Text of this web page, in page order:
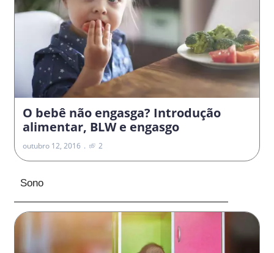
O bebê não engasga? Introdução
alimentar, BLW e engasgo
outubro 12, 2016 2
Sono